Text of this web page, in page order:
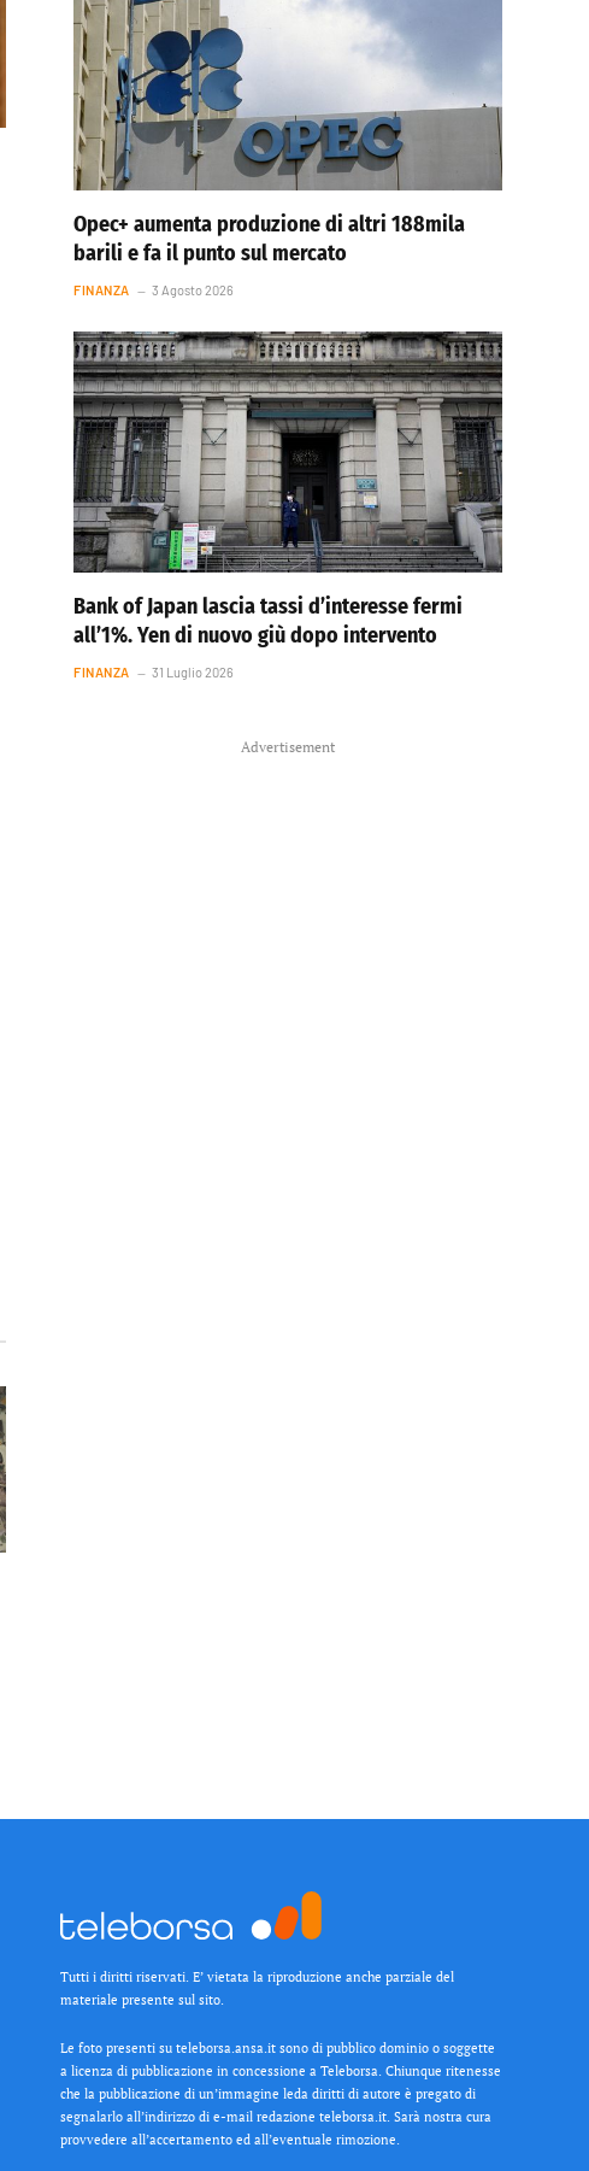
Opec+ aumenta produzione di altri 188mila
barili e fa il punto sul mercato
FINANZA 3 Agosto 2026
Bank of Japan lascia tassi d’interesse fermi
all’1%. Yen di nuovo giù dopo intervento
FINANZA 31 Luglio 2026
Advertisement
Tutti i diritti riservati. E’ vietata la riproduzione anche parziale del
materiale presente sul sito.
Le foto presenti su teleborsa.ansa.it sono di pubblico dominio o soggette
a licenza di pubblicazione in concessione a Teleborsa. Chiunque ritenesse
che la pubblicazione di un’immagine leda diritti di autore è pregato di
segnalarlo all’indirizzo di e-mail redazione teleborsa.it. Sarà nostra cura
provvedere all’accertamento ed all’eventuale rimozione.